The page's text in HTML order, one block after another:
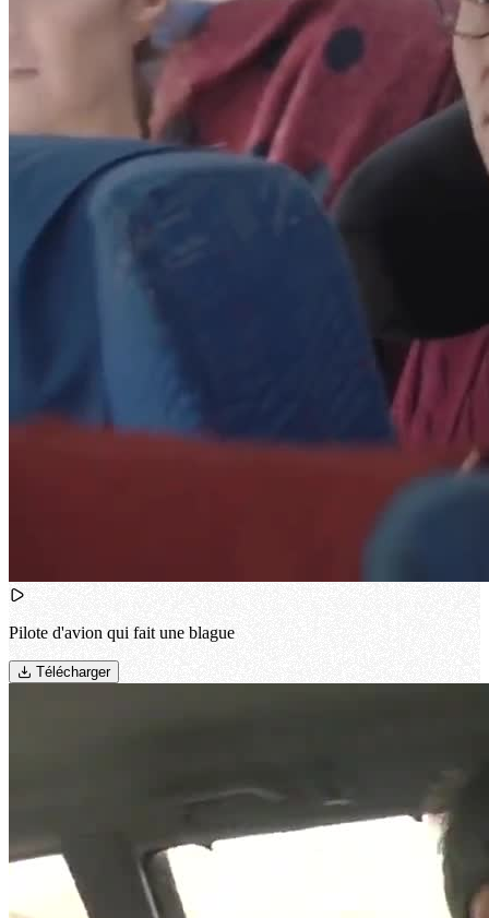
Pilote d'avion qui fait une blague
Télécharger